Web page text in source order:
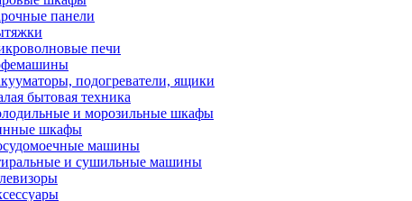
панели
печи
подогреватели, ящики
бытовая техника
и морозильные шкафы
шкафы
машины
и сушильные машины